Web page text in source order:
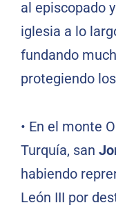
al episcopado
iglesia a lo
fundando
protegiendo
• En el monte
Turquía, san
habiendo
León III por